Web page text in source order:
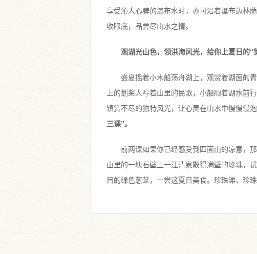
享受沁人心脾的瀑布水时，亦可沿着瀑布边林
收眼底，品尝尽山水之情。
观湖光山色，领洪海风光，给你上夏日的“
盛夏摇着小木船荡舟湖上，观赏着湖面的
上的划桨人哼着山里的民歌，小船顺着湖水前
镇赏不尽的独特风光，让心灵在山水中慢慢侵泡
三课”。
前两课如果你已经感受到四面山的凉意，
山里的一块石壁上一汪清泉散得满壁的珍珠，
目的绿色葱茏，一尝这夏日美食。珍珠滩、珍